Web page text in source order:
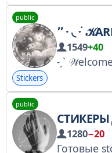
public
1549+40
Stickers
public
СТИКЕРЫ
1280−20
Готовые